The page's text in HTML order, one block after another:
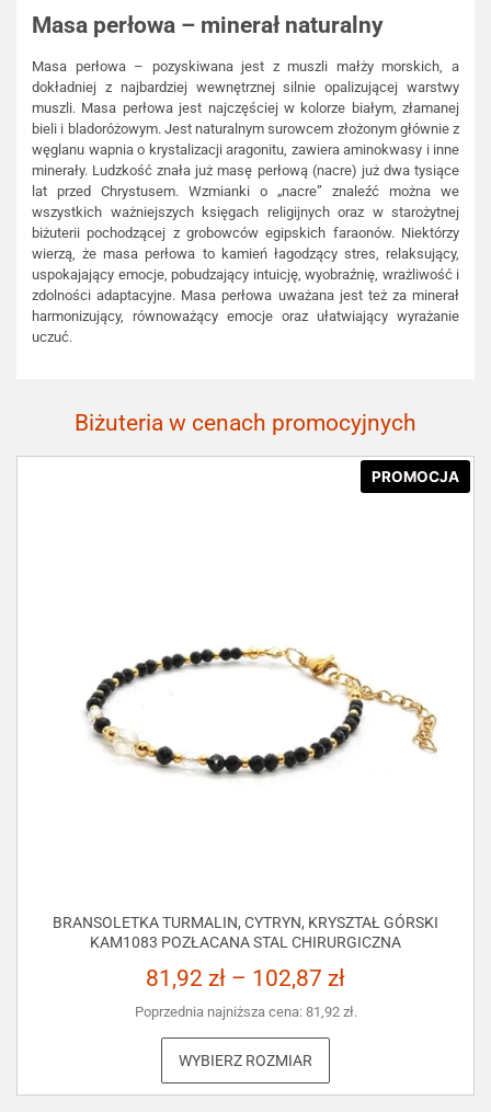
Masa perłowa – minerał naturalny
Masa perłowa – pozyskiwana jest z muszli małży morskich, a
dokładniej z najbardziej wewnętrznej silnie opalizującej warstwy
muszli. Masa perłowa jest najczęściej w kolorze białym, złamanej
bieli i bladoróżowym. Jest naturalnym surowcem złożonym głównie z
węglanu wapnia o krystalizacji aragonitu, zawiera aminokwasy i inne
minerały. Ludzkość znała już masę perłową (nacre) już dwa tysiące
lat przed Chrystusem. Wzmianki o „nacre” znaleźć można we
wszystkich ważniejszych księgach religijnych oraz w starożytnej
biżuterii pochodzącej z grobowców egipskich faraonów. Niektórzy
wierzą, że masa perłowa to kamień łagodzący stres, relaksujący,
uspokajający emocje, pobudzający intuicję, wyobraźnię, wrażliwość i
zdolności adaptacyjne. Masa perłowa uważana jest też za minerał
harmonizujący, równoważący emocje oraz ułatwiający wyrażanie
uczuć.
Biżuteria w cenach promocyjnych
PROMOCJA
BRANSOLETKA TURMALIN, CYTRYN, KRYSZTAŁ GÓRSKI
KAM1083 POZŁACANA STAL CHIRURGICZNA
81,92 zł – 102,87 zł
Poprzednia najniższa cena: 81,92 zł.
WYBIERZ ROZMIAR